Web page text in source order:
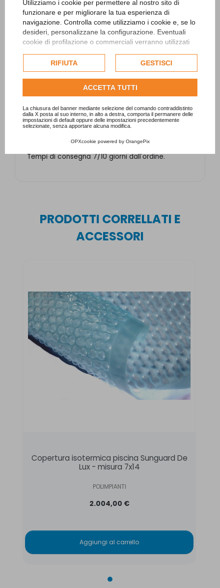
Utilizziamo i cookie per permettere al nostro sito di
funzionare e per migliorare la tua esperienza di
navigazione. Controlla come utilizziamo i cookie e, se lo
desideri, personalizzane la configurazione. Eventuali
cookie di profilazione o commerciali verranno utilizzati
dell'utente e, se consentito, potrebbero essere utilizzati
per personalizzare gli annunci pubblicitari. Per ulteriori
informazioni su come Google utilizza i dati raccolti,
politica sulla privacy di Google
Consulta l'informativa cookie completa.
RIFIUTA GESTISCI
ACCETTA TUTTI
La chiusura del banner mediante selezione del comando contraddistinto
dalla X posta al suo interno, in alto a destra, comporta il permanere delle
impostazioni di default oppure delle impostazioni precedentemente
selezionate, senza apportare alcuna modifica.
OPXcookie powered by OrangePix
I valori sono validi in condizioni ideali: la piscina
di filtrazione in funzione di almeno 15 ore al
giorno.
Dimensioni: 1154x539x948 mm
Tempi di consegna 7/10 giorni dall'ordine.
PRODOTTI CORRELLATI E
ACCESSORI
Copertura isotermica piscina Sunguard De
Lux - misura 7x14
POLIMPIANTI
2.004,00 €
Aggiungi al carrello